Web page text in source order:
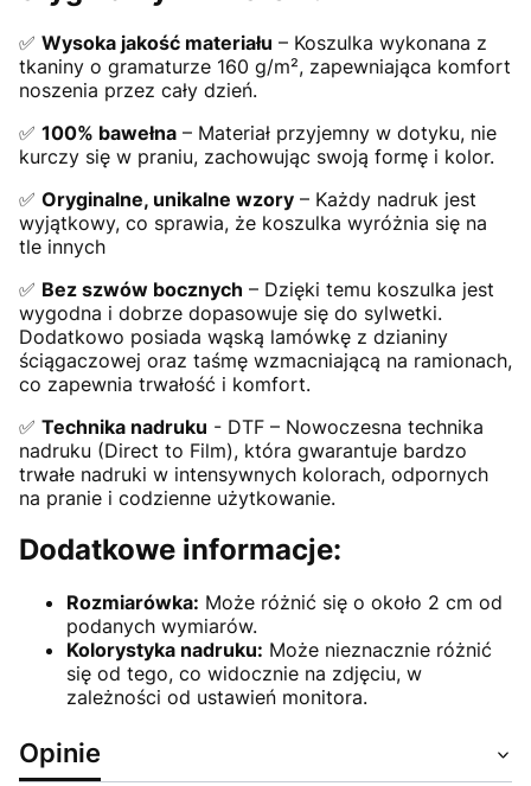
✅ Wysoka jakość materiału – Koszulka wykonana z
tkaniny o gramaturze 160 g/m², zapewniająca komfort
noszenia przez cały dzień.
✅ 100% bawełna – Materiał przyjemny w dotyku, nie
kurczy się w praniu, zachowując swoją formę i kolor.
✅ Oryginalne, unikalne wzory – Każdy nadruk jest
wyjątkowy, co sprawia, że koszulka wyróżnia się na
tle innych
✅ Bez szwów bocznych – Dzięki temu koszulka jest
wygodna i dobrze dopasowuje się do sylwetki.
Dodatkowo posiada wąską lamówkę z dzianiny
ściągaczowej oraz taśmę wzmacniającą na ramionach,
co zapewnia trwałość i komfort.
✅ Technika nadruku - DTF – Nowoczesna technika
nadruku (Direct to Film), która gwarantuje bardzo
trwałe nadruki w intensywnych kolorach, odpornych
na pranie i codzienne użytkowanie.
Dodatkowe informacje:
Rozmiarówka: Może różnić się o około 2 cm od
podanych wymiarów.
Kolorystyka nadruku: Może nieznacznie różnić
się od tego, co widocznie na zdjęciu, w
zależności od ustawień monitora.
Opinie